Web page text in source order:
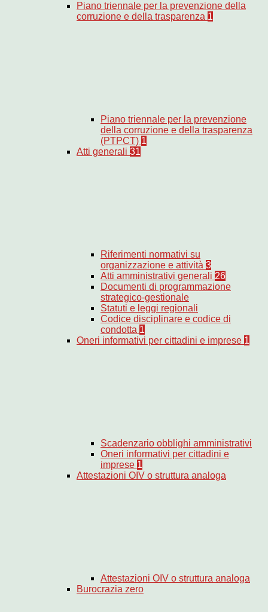
Piano triennale per la prevenzione della
corruzione e della trasparenza 1
Piano triennale per la prevenzione
della corruzione e della trasparenza
(PTPCT) 1
Atti generali 31
Riferimenti normativi su
organizzazione e attività 3
Atti amministrativi generali 26
Documenti di programmazione
strategico-gestionale
Statuti e leggi regionali
Codice disciplinare e codice di
condotta 1
Oneri informativi per cittadini e imprese 1
Scadenzario obblighi amministrativi
Oneri informativi per cittadini e
imprese 1
Attestazioni OIV o struttura analoga
Attestazioni OIV o struttura analoga
Burocrazia zero